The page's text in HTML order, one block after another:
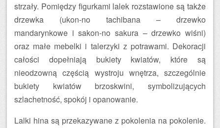
strzały. Pomiędzy figurkami lalek rozstawione są także
drzewka (ukon-no tachibana – drzewko
mandarynkowe i sakon-no sakura – drzewko wiśni)
oraz małe mebelki i talerzyki z potrawami. Dekoracji
całości dopełniają bukiety kwiatów, które są
nieodzowną częścią wystroju wnętrza, szczególnie
bukiety kwiatów brzoskwini, symbolizujących
szlachetność, spokój i opanowanie.
Lalki hina są przekazywane z pokolenia na pokolenie.